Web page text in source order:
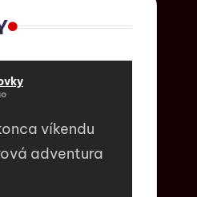
víkendu
adventura